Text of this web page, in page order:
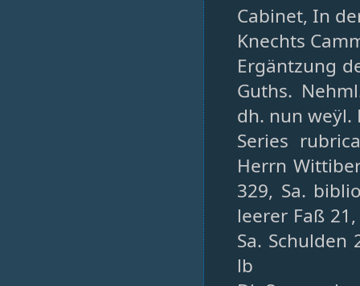
Cabinet, In
Knechts
Ergäntzung
Guths.
dh. nun weÿl.
Series
Herrn
329, Sa.
leerer Faß
Sa. Schulden
lb